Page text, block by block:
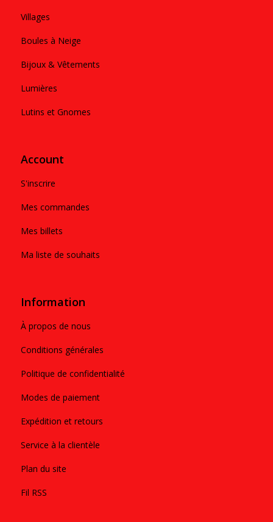
Villages
Boules à Neige
Bijoux & Vêtements
Lumières
Lutins et Gnomes
Account
S'inscrire
Mes commandes
Mes billets
Ma liste de souhaits
Information
À propos de nous
Conditions générales
Politique de confidentialité
Modes de paiement
Expédition et retours
Service à la clientèle
Plan du site
Fil RSS